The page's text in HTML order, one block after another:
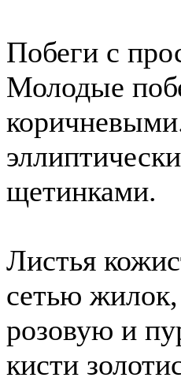
Побеги с
Молодые
щетинками.
Листья
сетью
розовую и
кисти